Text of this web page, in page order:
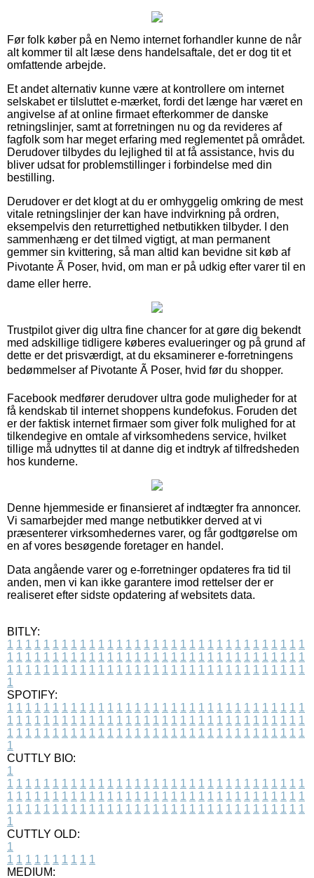
Før folk køber på en Nemo internet forhandler kunne de når
alt kommer til alt læse dens handelsaftale, det er dog tit et
omfattende arbejde.
Et andet alternativ kunne være at kontrollere om internet
selskabet er tilsluttet e-mærket, fordi det længe har været en
angivelse af at online firmaet efterkommer de danske
retningslinjer, samt at forretningen nu og da revideres af
fagfolk som har meget erfaring med reglementet på området.
Derudover tilbydes du lejlighed til at få assistance, hvis du
bliver udsat for problemstillinger i forbindelse med din
bestilling.
Derudover er det klogt at du er omhyggelig omkring de mest
vitale retningslinjer der kan have indvirkning på ordren,
eksempelvis den returrettighed netbutikken tilbyder. I den
sammenhæng er det tilmed vigtigt, at man permanent
gemmer sin kvittering, så man altid kan bevidne sit køb af
Pivotante Ã Poser, hvid, om man er på udkig efter varer til en
dame eller herre.
Trustpilot giver dig ultra fine chancer for at gøre dig bekendt
med adskillige tidligere køberes evalueringer og på grund af
dette er det prisværdigt, at du eksaminerer e-forretningens
bedømmelser af Pivotante Ã Poser, hvid før du shopper.
Facebook medfører derudover ultra gode muligheder for at
få kendskab til internet shoppens kundefokus. Foruden det
er der faktisk internet firmaer som giver folk mulighed for at
tilkendegive en omtale af virksomhedens service, hvilket
tillige må udnyttes til at danne dig et indtryk af tilfredsheden
hos kunderne.
Denne hjemmeside er finansieret af indtægter fra annoncer.
Vi samarbejder med mange netbutikker derved at vi
præsenterer virksomhedernes varer, og får godtgørelse om
en af vores besøgende foretager en handel.
Data angående varer og e-forretninger opdateres fra tid til
anden, men vi kan ikke garantere imod rettelser der er
realiseret efter sidste opdatering af websitets data.
BITLY:
1 1 1 1 1 1 1 1 1 1 1 1 1 1 1 1 1 1 1 1 1 1 1 1 1 1 1 1 1 1 1 1 1
1 1 1 1 1 1 1 1 1 1 1 1 1 1 1 1 1 1 1 1 1 1 1 1 1 1 1 1 1 1 1 1 1
1 1 1 1 1 1 1 1 1 1 1 1 1 1 1 1 1 1 1 1 1 1 1 1 1 1 1 1 1 1 1 1 1
1
SPOTIFY:
1 1 1 1 1 1 1 1 1 1 1 1 1 1 1 1 1 1 1 1 1 1 1 1 1 1 1 1 1 1 1 1 1
1 1 1 1 1 1 1 1 1 1 1 1 1 1 1 1 1 1 1 1 1 1 1 1 1 1 1 1 1 1 1 1 1
1 1 1 1 1 1 1 1 1 1 1 1 1 1 1 1 1 1 1 1 1 1 1 1 1 1 1 1 1 1 1 1 1
1
CUTTLY BIO:
1
1 1 1 1 1 1 1 1 1 1 1 1 1 1 1 1 1 1 1 1 1 1 1 1 1 1 1 1 1 1 1 1 1
1 1 1 1 1 1 1 1 1 1 1 1 1 1 1 1 1 1 1 1 1 1 1 1 1 1 1 1 1 1 1 1 1
1 1 1 1 1 1 1 1 1 1 1 1 1 1 1 1 1 1 1 1 1 1 1 1 1 1 1 1 1 1 1 1 1
1
CUTTLY OLD:
1
1 1 1 1 1 1 1 1 1 1
MEDIUM: